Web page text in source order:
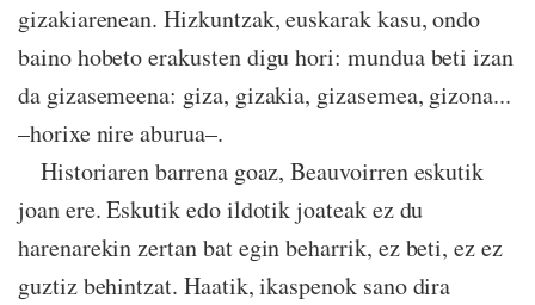
gizakiarenean. Hizkuntzak, euskarak kasu, ondo
baino hobeto erakusten digu hori: mundua beti izan
da gizasemeena: giza, gizakia, gizasemea, gizona...
–horixe nire aburua–.
Historiaren barrena goaz, Beauvoirren eskutik
joan ere. Eskutik edo ildotik joateak ez du
harenarekin zertan bat egin beharrik, ez beti, ez ez
guztiz behintzat. Haatik, ikaspenok sano dira